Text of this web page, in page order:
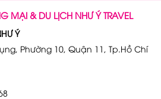
MẠI & DU LỊCH NHƯ Ý TRAVEL
Ý
Phường 10, Quận 11, Tp.Hồ Chí